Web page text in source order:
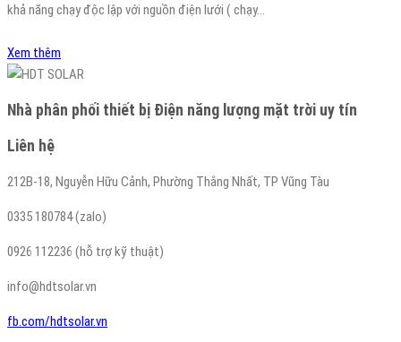
khả năng chạy độc lập với nguồn điện lưới ( chạy…
Xem thêm
Nhà phân phối thiết bị Điện năng lượng mặt trời uy tín
Liên hệ
212B-18, Nguyễn Hữu Cảnh, Phường Thắng Nhất, TP Vũng Tàu
0335 180784 (zalo)
0926 112236 (hỗ trợ kỹ thuật)
info@hdtsolar.vn
fb.com/hdtsolar.vn